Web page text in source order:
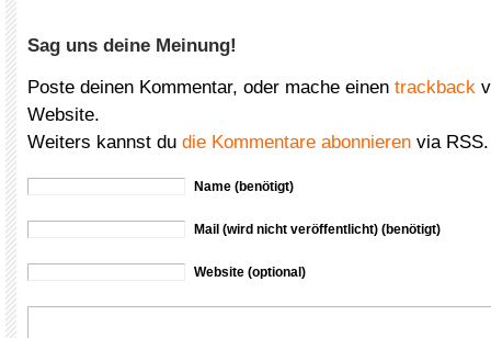
Sag uns deine Meinung!
Poste deinen Kommentar, oder mache einen trackback
Website.
Weiters kannst du die Kommentare abonnieren via RSS.
Name (benötigt)
Mail (wird nicht veröffentlicht) (benötigt)
Website (optional)